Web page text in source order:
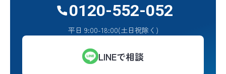
0120-552-052
平日 9:00-18:00(土日祝除く)
LINEで相談